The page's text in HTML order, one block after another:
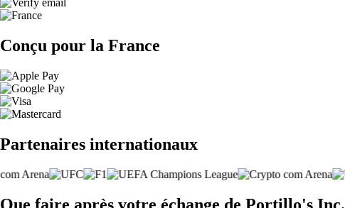
Conçu pour la France
Partenaires internationaux
Que faire après votre échange de Portillo's Inc.